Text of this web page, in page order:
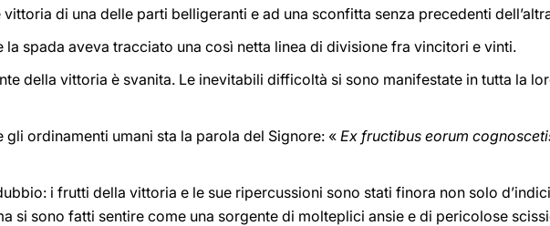
di una delle parti belligeranti e ad una sconfitta senza precedenti
la spada aveva tracciato una così netta linea di divisione fra vincitori e vinti.
della vittoria è svanita. Le inevitabili difficoltà si sono manifestate in tutta la
ordinamenti umani sta la parola del Signore: « Ex fructibus eorum
i frutti della vittoria e le sue ripercussioni sono stati finora non solo
si sono fatti sentire come una sorgente di molteplici ansie e di pericolose